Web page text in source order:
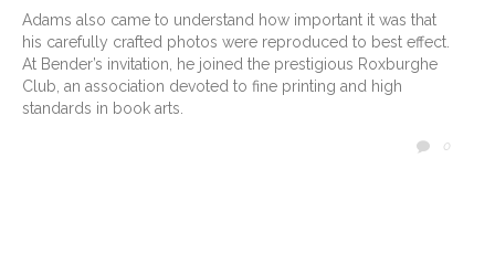
Adams also came to understand how important it was that
his carefully crafted photos were reproduced to best effect.
At Bender’s invitation, he joined the prestigious Roxburghe
Club, an association devoted to fine printing and high
standards in book arts.
 0